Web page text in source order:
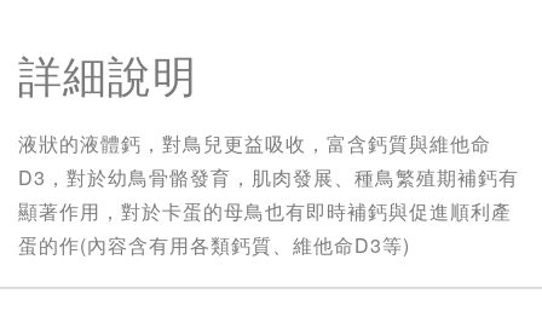
詳細說明
液狀的液體鈣，對鳥兒更益吸收，富含鈣質與維他命
D3，對於幼鳥骨骼發育，肌肉發展、種鳥繁殖期補鈣有
顯著作用，對於卡蛋的母鳥也有即時補鈣與促進順利產
蛋的作(內容含有用各類鈣質、維他命D3等)